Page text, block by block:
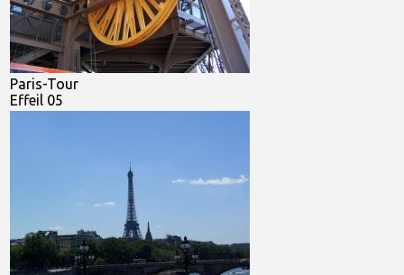
Paris-Tour
Effeil 05